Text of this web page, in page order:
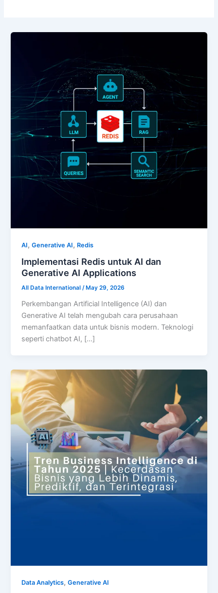
AI,Generative AI, Redis
Implementasi Redis untuk AI dan
Generative AI Applications
All Data International/ May 29, 2026
Perkembangan Artificial Intelligence (AI) dan
Generative AI telah mengubah cara perusahaan
memanfaatkan data untuk bisnis modern. Teknologi
seperti chatbot AI, […]
Data Analytics,Generative AI